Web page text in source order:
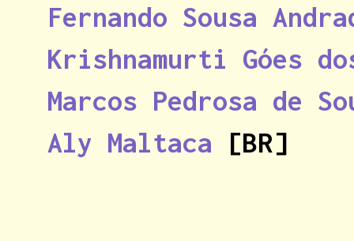
Fernando Sousa
Krishnamurti Góes
Marcos Pedrosa de
Aly Maltaca [BR]